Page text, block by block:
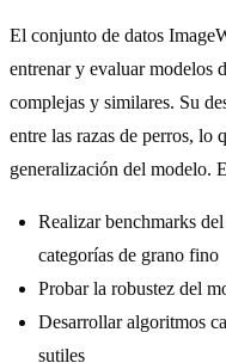
El conjunto de datos
entrenar y evaluar modelos
complejas y similares. Su
entre las razas de perros,
generalización del modelo.
Realizar benchmarks
categorías de grano fino
Probar la robustez del
Desarrollar algoritmos
sutiles